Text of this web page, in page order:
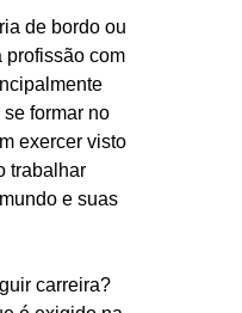
de bordo ou
profissão com
formar no
exercer visto
trabalhar
e suas
carreira?